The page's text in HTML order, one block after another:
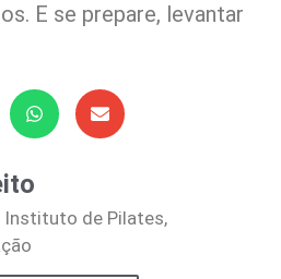
E se prepare, levantar
Instituto de Pilates,